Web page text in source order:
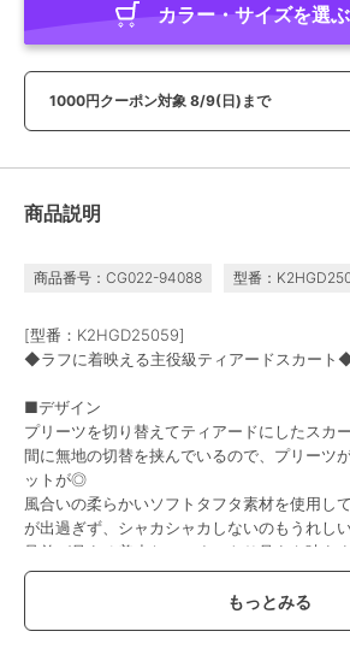
カラー・サイズを選ぶ
1000円クーポン対象 8/9(日)まで
商品説明
商品番号：CG022-94088 型番：
[型番：K2HGD25059]
◆ラフに着映える主役級ティアードスカート
■デザイン
プリーツを切り替えてティアードにしたスカー
間に無地の切替を挟んでいるので、プリーツ
ットが◎
風合いの柔らかいソフトタフタ素材を使用し
が出過ぎず、シャカシャカしないのもうれし
足首が見える着丈なのですっきり見えも叶えま
歩くたびに動く揺れ感が着映え間違いなしで
■素材